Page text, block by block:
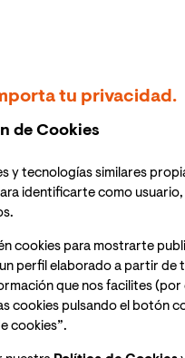
peninsular española),
para potenciar tu
evento un enlace para
reconocido que
y procedimientos
este recurso es
tu privacidad.
de Cookies
y tecnologías similares
identificarte como usuario,
cookies para mostrarte
perfil elaborado a partir
que nos facilites
cookies pulsando el botón
cookies”.